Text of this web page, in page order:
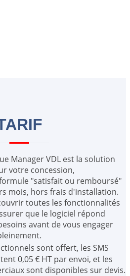
Manager VDL est la solution
votre concession,
"satisfait ou remboursé"
mois, hors frais d'installation.
toutes les fonctionnalités
que le logiciel répond
avant de vous engager
sont offert, les SMS
0,05 € HT par envoi, et les
sont disponibles sur devis.